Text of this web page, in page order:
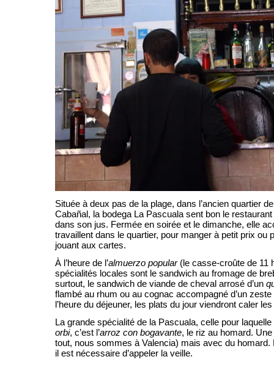
Située à deux pas de la plage, dans l’ancien quartier
Cabañal, la bodega La Pascuala sent bon le
dans son jus. Fermée en soirée et le dimanche, elle
travaillent dans le quartier, pour manger à petit prix ou
jouant aux cartes.
À l’heure de l’almuerzo popular (le casse-croûte de 11
spécialités locales sont le sandwich au fromage de
surtout, le sandwich de viande de cheval arrosé d’un
flambé au rhum ou au cognac accompagné d’un
l’heure du déjeuner, les plats du jour viendront caler
La grande spécialité de la Pascuala, celle pour
orbi, c’est l’arroz con bogavante, le riz au homard.
tout, nous sommes à Valencia) mais avec du homard.
il est nécessaire d’appeler la veille.